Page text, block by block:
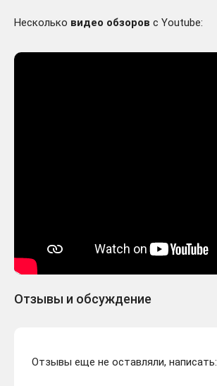
Несколько видео обзоров с Youtube:
Отзывы и обсуждение
Отзывы еще не оставляли, написать: